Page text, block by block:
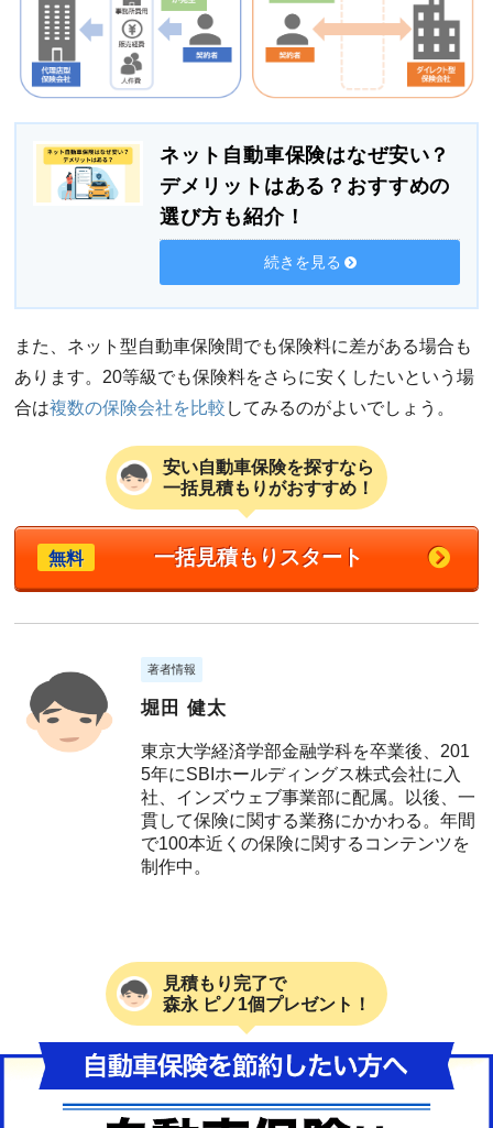
ネット自動車保険はなぜ安い？
デメリットはある？おすすめの
選び方も紹介！
続きを見る
また、ネット型自動車保険間でも保険料に差がある場合も
あります。20等級でも保険料をさらに安くしたいという場
合は複数の保険会社を比較 してみるのがよいでしょう。
安い自動車保険を探すなら
一括見積もりがおすすめ！
無料 一括見積もりスタート
著者情報
堀田 健太
東京大学経済学部金融学科を卒業後、201
5年にSBIホールディングス株式会社に入
社、インズウェブ事業部に配属。以後、一
貫して保険に関する業務にかかわる。年間
で100本近くの保険に関するコンテンツを
制作中。
見積もり完了で
森永 ピノ1個プレゼント！